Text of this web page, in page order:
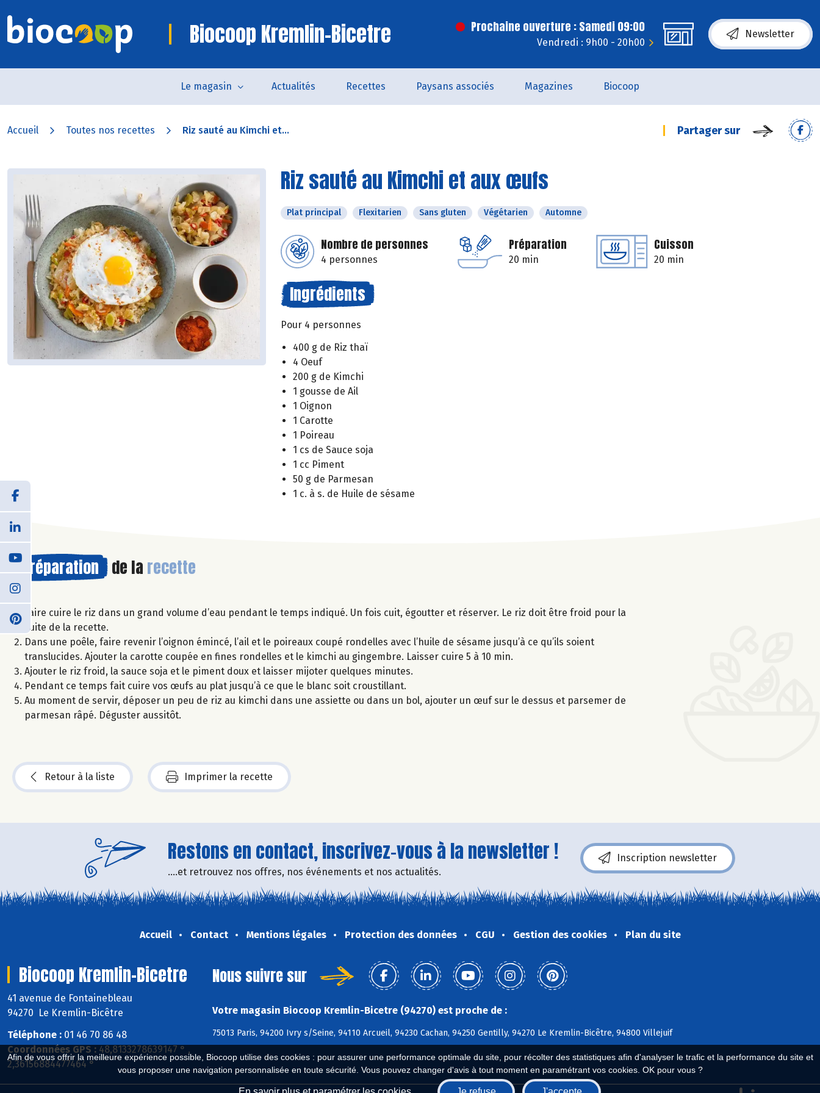
Afin de vous offrir la meilleure expérience possible, Biocoop utilise des cookies : pour assurer une performance optimale du site, pour récolter des statistiques afin d'analyser le trafic et la performance du site et
vous proposer une navigation personnalisée en toute sécurité. Vous pouvez changer d'avis à tout moment en paramétrant vos cookies. OK pour vous ?
Biocoop Kremlin-Bicetre Prochaine ouverture : Samedi 09:00
Vendredi : 9h00 - 20h00
Newsletter
Le magasin Actualités Recettes Paysans associés Magazines Biocoop
Accueil Toutes nos recettes Riz sauté au Kimchi et... Partager sur
Riz sauté au Kimchi et aux œufs
Plat principal Flexitarien Sans gluten Végétarien Automne
Nombre de personnes
4 personnes
Préparation
20 min
Cuisson
20 min
Ingrédients
Pour 4 personnes
400 g de Riz thaï
4 Oeuf
200 g de Kimchi
1 gousse de Ail
1 Oignon
1 Carotte
1 Poireau
1 cs de Sauce soja
1 cc Piment
50 g de Parmesan
1 c. à s. de Huile de sésame
Préparation de la recette
Faire cuire le riz dans un grand volume d’eau pendant le temps indiqué. Un fois cuit, égoutter et réserver. Le riz doit être froid pour la
suite de la recette.
Dans une poêle, faire revenir l’oignon émincé, l’ail et le poireaux coupé rondelles avec l’huile de sésame jusqu’à ce qu’ils soient
translucides. Ajouter la carotte coupée en fines rondelles et le kimchi au gingembre. Laisser cuire 5 à 10 min.
Ajouter le riz froid, la sauce soja et le piment doux et laisser mijoter quelques minutes.
Pendant ce temps fait cuire vos œufs au plat jusqu’à ce que le blanc soit croustillant.
Au moment de servir, déposer un peu de riz au kimchi dans une assiette ou dans un bol, ajouter un œuf sur le dessus et parsemer de
parmesan râpé. Déguster aussitôt.
Retour à la liste Imprimer la recette
Restons en contact, inscrivez-vous à la newsletter !
....et retrouvez nos offres, nos événements et nos actualités.
Inscription newsletter
Accueil Contact Mentions légales Protection des données CGU Gestion des cookies Plan du site
Biocoop Kremlin-Bicetre
41 avenue de Fontainebleau
94270 Le Kremlin-Bicêtre
Téléphone : 01 46 70 86 48
Coordonnées GPS : 48,8133278639147 ° ,
2,36156884477464 °
Nous suivre sur
Votre magasin Biocoop Kremlin-Bicetre (94270) est proche de :
75013 Paris, 94200 Ivry s/Seine, 94110 Arcueil, 94230 Cachan, 94250 Gentilly, 94270 Le Kremlin-Bicêtre, 94800 Villejuif